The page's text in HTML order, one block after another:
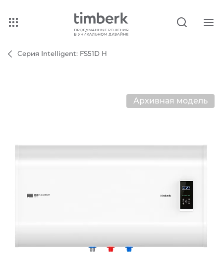
Серия Intelligent: FS51D H
Архивная модель